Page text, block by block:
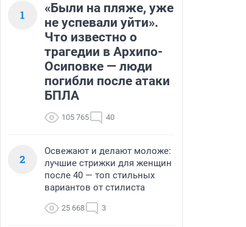
1
«Были на пляже, уже
не успевали уйти».
Что известно о
трагедии в Архипо-
Осиповке — люди
погибли после атаки
БПЛА
105 765 40
2
Освежают и делают моложе:
лучшие стрижки для женщин
после 40 — топ стильных
вариантов от стилиста
25 668 3